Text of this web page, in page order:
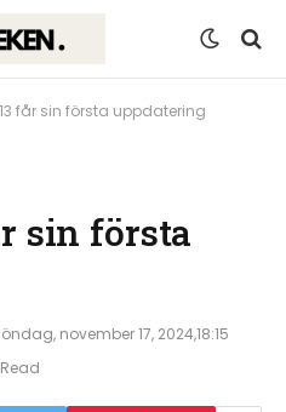
får sin första uppdatering
sin första
november 17, 2024,18:15